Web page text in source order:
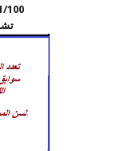
100 000